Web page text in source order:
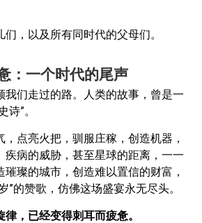
，以及所有同时代的父母们。
：一个时代的尾声
我们走过的路。人类的故事，曾是一
诗”。
点亮火把，驯服庄稼，创造机器，
疾病的威胁，甚至星球的距离，一一
璨的城市，创造难以置信的财富，
”的赞歌，仿佛这场盛宴永无尽头。
，已经变得刺耳而疲惫。